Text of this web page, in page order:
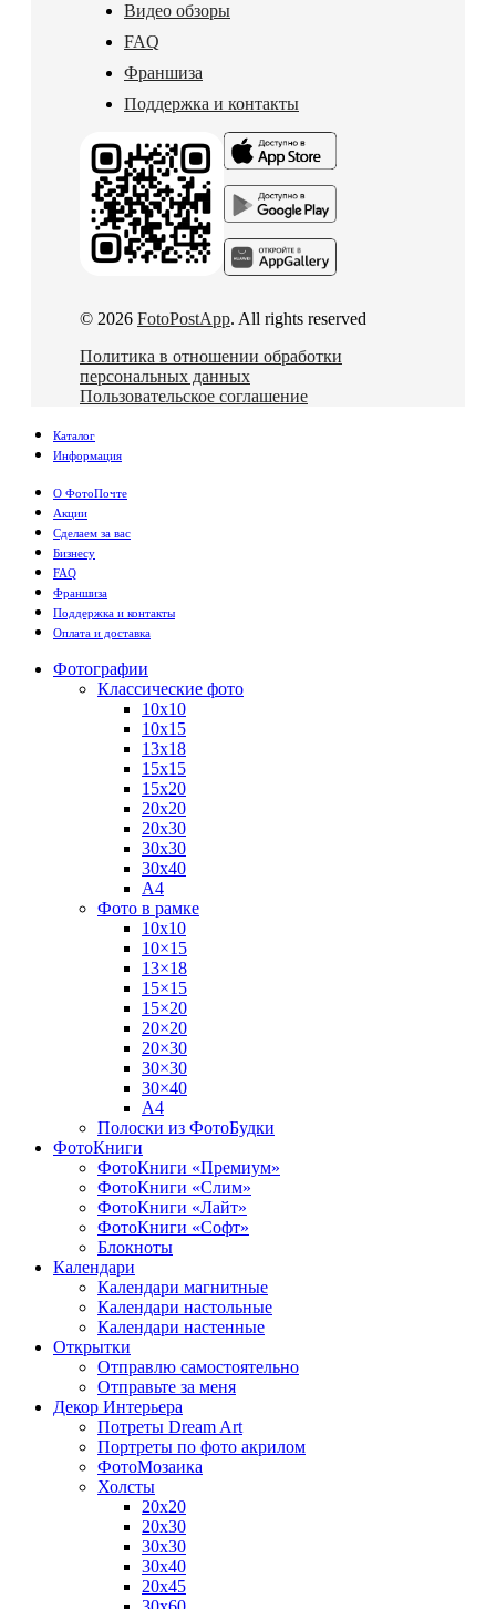
Видео обзоры
FAQ
Франшиза
Поддержка и контакты
© 2026 FotoPostApp. All rights reserved
Политика в отношении обработки
персональных данных
Пользовательское соглашение
Каталог
Информация
О ФотоПочте
Акции
Сделаем за вас
Бизнесу
FAQ
Франшиза
Поддержка и контакты
Оплата и доставка
Фотографии
Классические фото
10х10
10х15
13х18
15х15
15х20
20х20
20х30
30х30
30х40
А4
Фото в рамке
10х10
10×15
13×18
15×15
15×20
20×20
20×30
30×30
30×40
A4
Полоски из ФотоБудки
ФотоКниги
ФотоКниги «Премиум»
ФотоКниги «Слим»
ФотоКниги «Лайт»
ФотоКниги «Софт»
Блокноты
Календари
Календари магнитные
Календари настольные
Календари настенные
Открытки
Отправлю самостоятельно
Отправьте за меня
Декор Интерьера
Потреты Dream Art
Портреты по фото акрилом
ФотоМозаика
Холсты
20х20
20х30
30х30
30х40
20х45